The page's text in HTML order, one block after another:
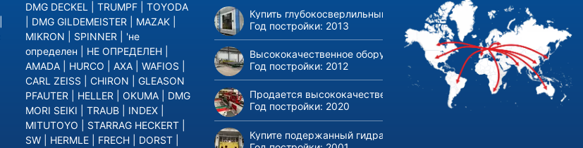
Купить глубокосверлильный станок RASOMA FZS 3200 (год
Год постройки: 2013
Высококачественное оборудование для производства и
Год постройки: 2012
Продается высококачественный трубогибочный станок с ЧПУ
Год постройки: 2020
Купите подержанный гидравлический пресс ONAPRES
DMG DECKEL TRUMPF
TOYODA
DMG GILDEMEISTER MAZAK
MIKRON
SPINNER
'не
определен
НЕ ОПРЕДЕЛЕН
AMADA
HURCO AXA WAFIOS
CARL ZEISS
CHIRON
GLEASON
PFAUTER
HELLER OKUMA
DMG
MORI SEIKI
TRAUB INDEX
MITUTOYO
STARRAG HECKERT
SW
HERMLE FRECH DORST